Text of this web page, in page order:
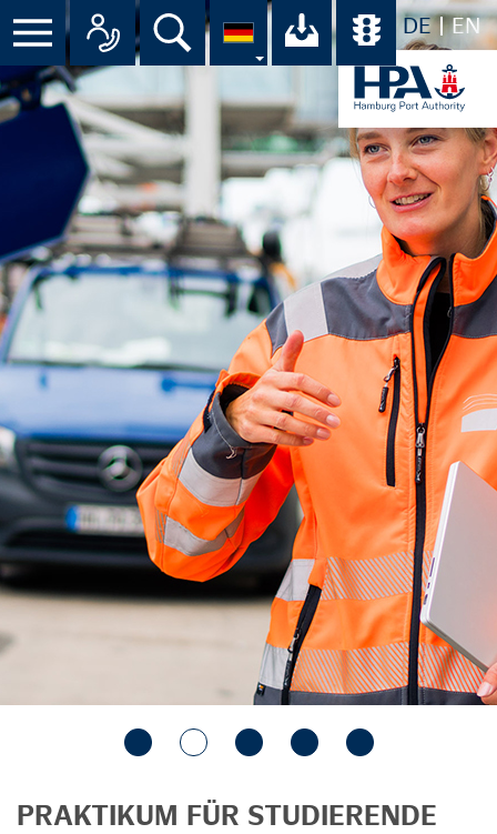
DE EN
Menü Alle Ansprechpartner im
Suche Ihr Download-
PRAKTIKUM FÜR STUDIERENDE